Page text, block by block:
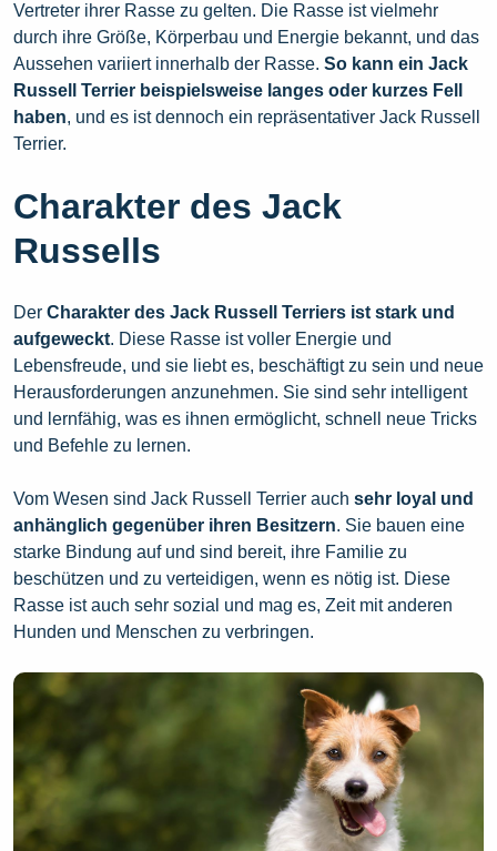
Vertreter ihrer Rasse zu gelten. Die Rasse ist vielmehr
durch ihre Größe, Körperbau und Energie bekannt, und das
Aussehen variiert innerhalb der Rasse. So kann ein Jack
Russell Terrier beispielsweise langes oder kurzes Fell
haben, und es ist dennoch ein repräsentativer Jack Russell
Terrier.
Charakter des Jack
Russells
Der Charakter des Jack Russell Terriers ist stark und
aufgeweckt. Diese Rasse ist voller Energie und
Lebensfreude, und sie liebt es, beschäftigt zu sein und neue
Herausforderungen anzunehmen. Sie sind sehr intelligent
und lernfähig, was es ihnen ermöglicht, schnell neue Tricks
und Befehle zu lernen.
Vom Wesen sind Jack Russell Terrier auch sehr loyal und
anhänglich gegenüber ihren Besitzern. Sie bauen eine
starke Bindung auf und sind bereit, ihre Familie zu
beschützen und zu verteidigen, wenn es nötig ist. Diese
Rasse ist auch sehr sozial und mag es, Zeit mit anderen
Hunden und Menschen zu verbringen.